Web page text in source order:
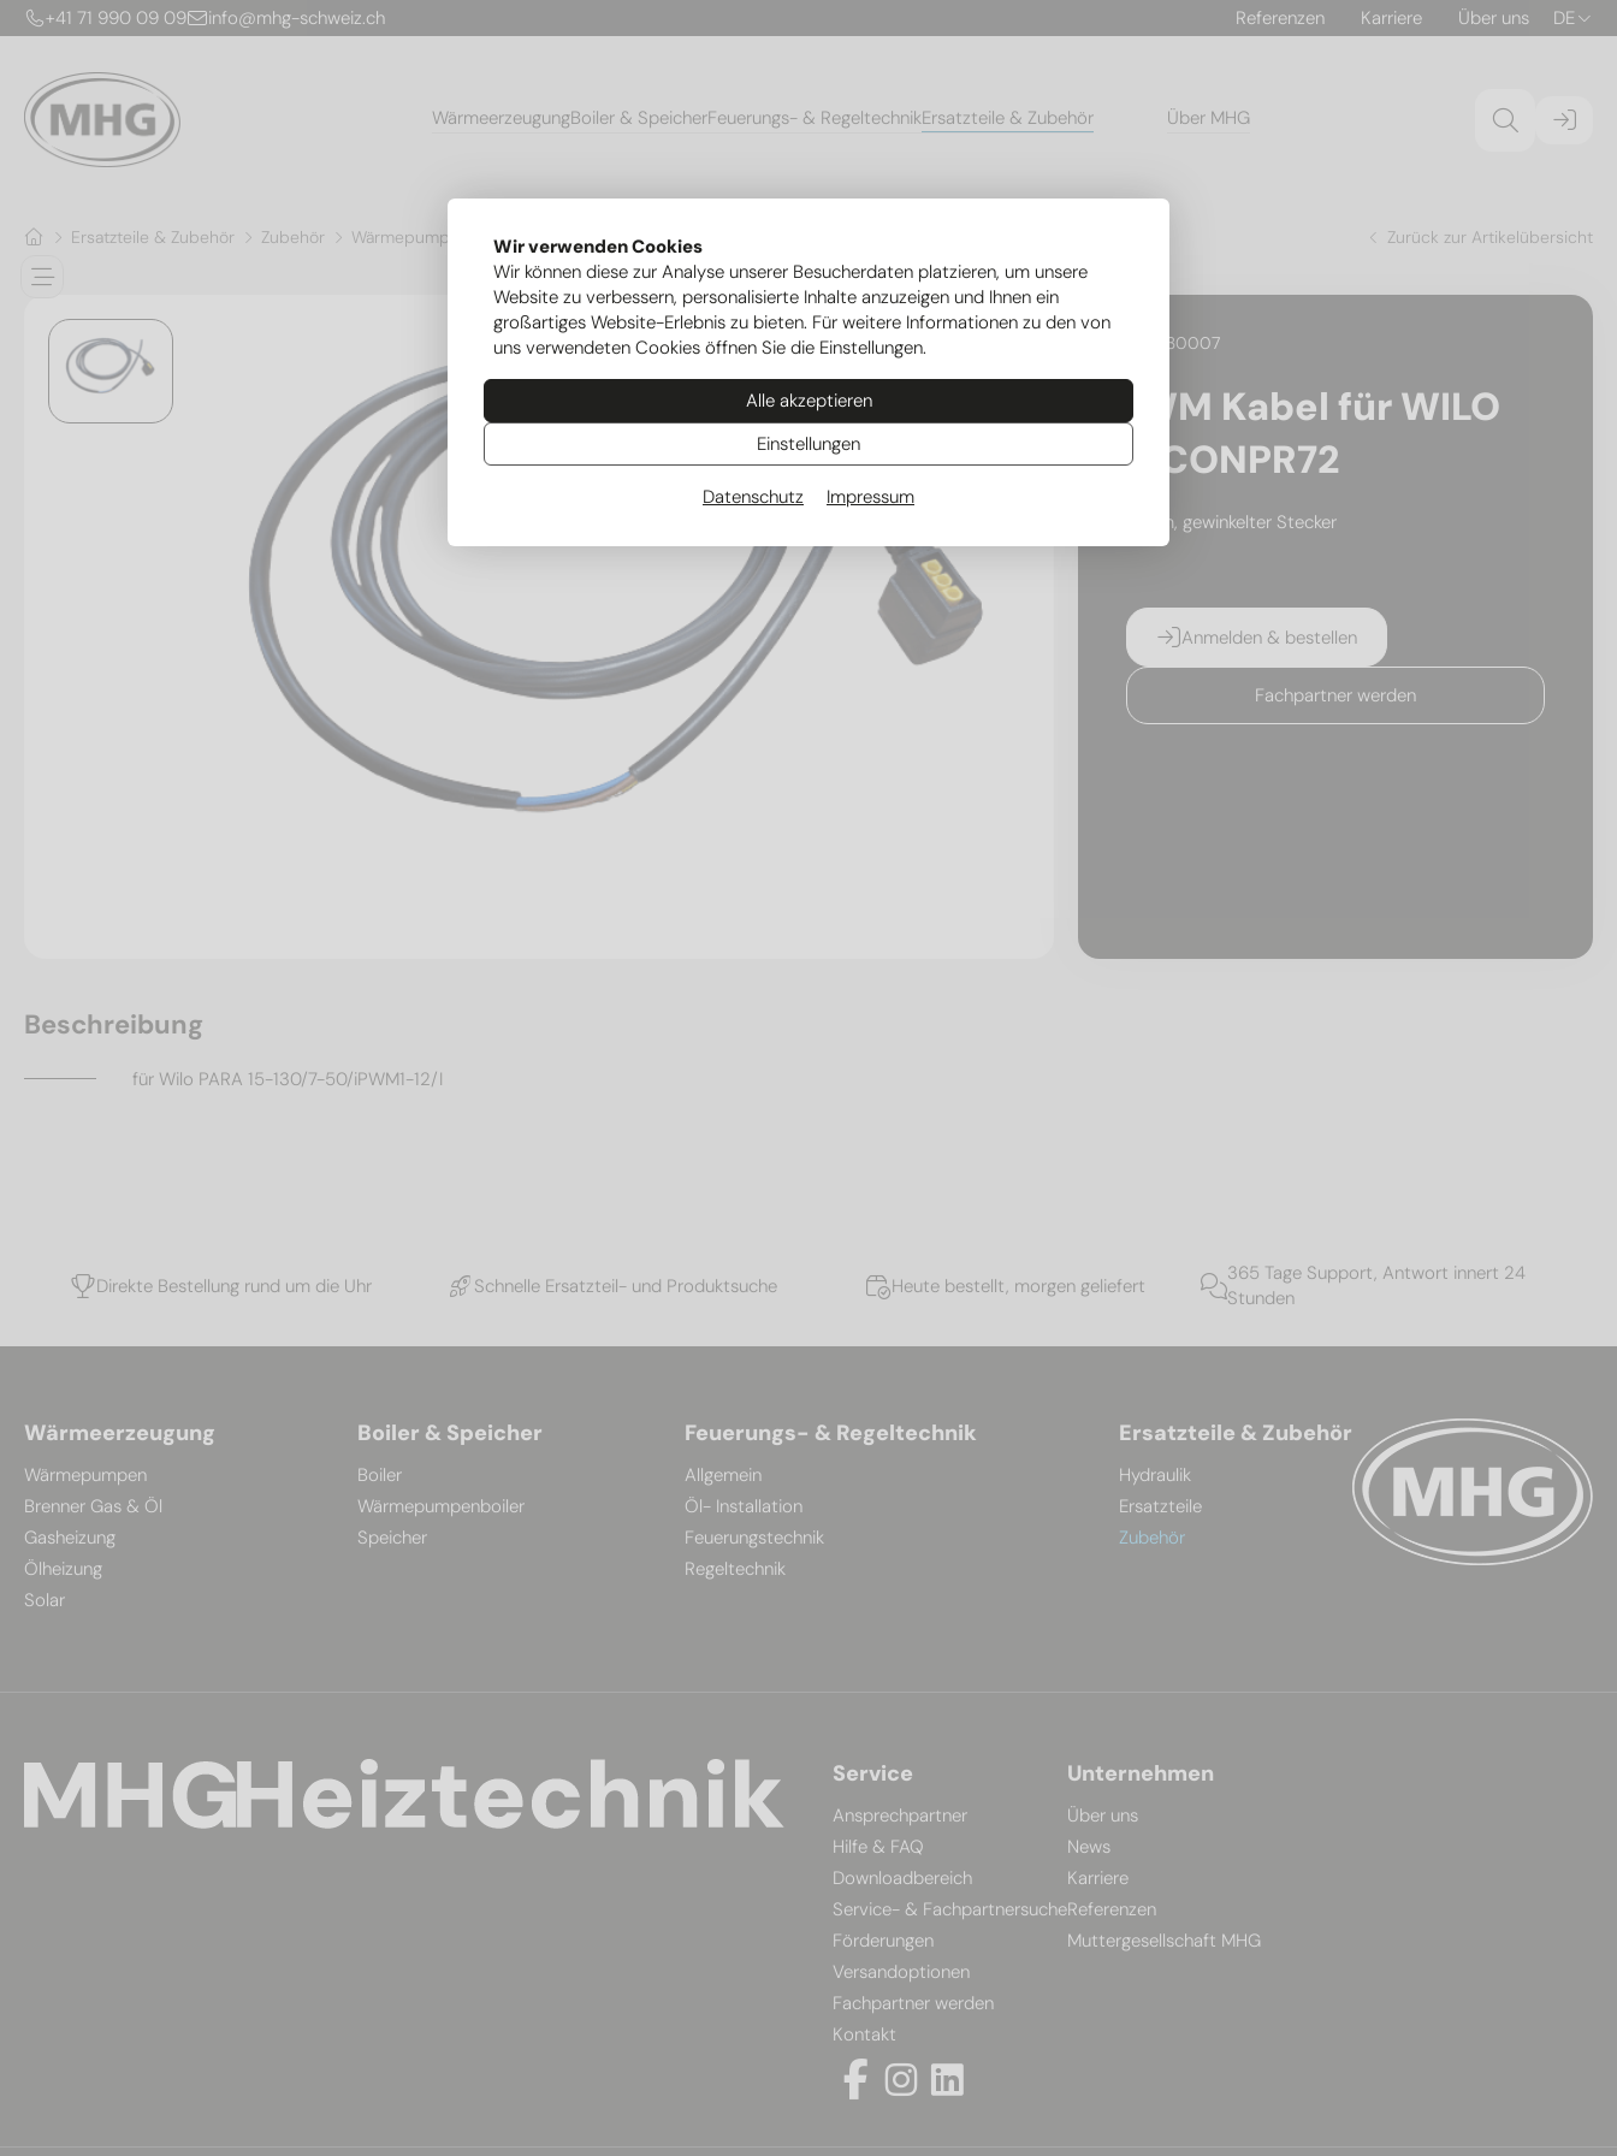
Wir verwenden Cookies
Wir können diese zur Analyse unserer Besucherdaten platzieren, um unsere
Website zu verbessern, personalisierte Inhalte anzuzeigen und Ihnen ein
großartiges Website-Erlebnis zu bieten. Für weitere Informationen zu den von
uns verwendeten Cookies öffnen Sie die Einstellungen.
Alle akzeptieren
Einstellungen
Datenschutz Impressum
+41 71 990 09 09 info@mhg-schweiz.ch Referenzen Karriere Über uns DE
WärmeerzeugungBoiler & SpeicherFeuerungs- & RegeltechnikErsatzteile & Zubehör Über MHG
Ersatzteile & Zubehör Zubehör Wärmepumpen Zubehör Ovum Cube Speicher Zurück zur Artikelübersicht
29.01030007
PWM Kabel für WILO
FACONPR72
200cm, gewinkelter Stecker
Anmelden & bestellen
Fachpartner werden
Beschreibung
für Wilo PARA 15-130/7-50/iPWM1-12/I
Direkte Bestellung rund um die Uhr Schnelle Ersatzteil- und Produktsuche Heute bestellt, morgen geliefert
365 Tage Support, Antwort innert 24
Stunden
Wärmeerzeugung
Wärmepumpen
Brenner Gas & Öl
Gasheizung
Ölheizung
Solar
Boiler & Speicher
Boiler
Wärmepumpenboiler
Speicher
Feuerungs- & Regeltechnik
Allgemein
Öl- Installation
Feuerungstechnik
Regeltechnik
Ersatzteile & Zubehör
Hydraulik
Ersatzteile
Zubehör
Service
Ansprechpartner
Hilfe & FAQ
Downloadbereich
Service- & Fachpartnersuche
Förderungen
Versandoptionen
Fachpartner werden
Kontakt
Unternehmen
Über uns
News
Karriere
Referenzen
Muttergesellschaft MHG